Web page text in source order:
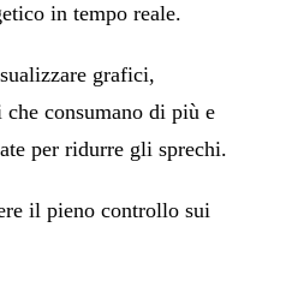
in tempo reale.
grafici,
consumano di più e
per ridurre gli sprechi.
il pieno controllo sui